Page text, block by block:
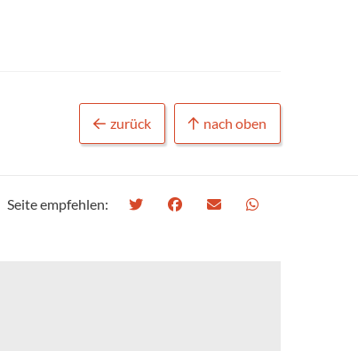
zurück nach oben
Seite empfehlen: